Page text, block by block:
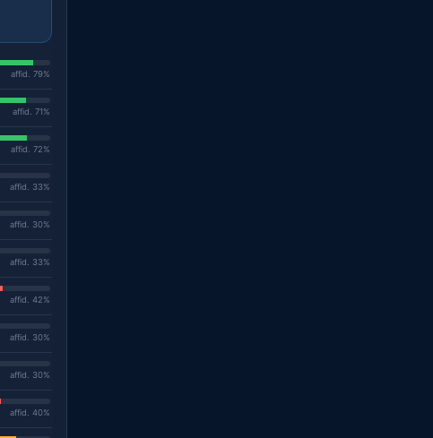
affid. 79%
affid. 71%
affid. 72%
affid. 33%
affid. 30%
affid. 33%
affid. 42%
affid. 30%
affid. 30%
affid. 40%